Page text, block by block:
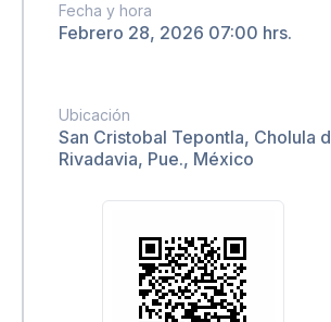
Fecha y hora
Febrero 28, 2026 07:00 hrs.
Ubicación
San Cristobal Tepontla, Cholula
Rivadavia, Pue., México